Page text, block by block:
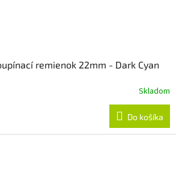
remienok 22mm - Dark Cyan
Skladom
Do košíka